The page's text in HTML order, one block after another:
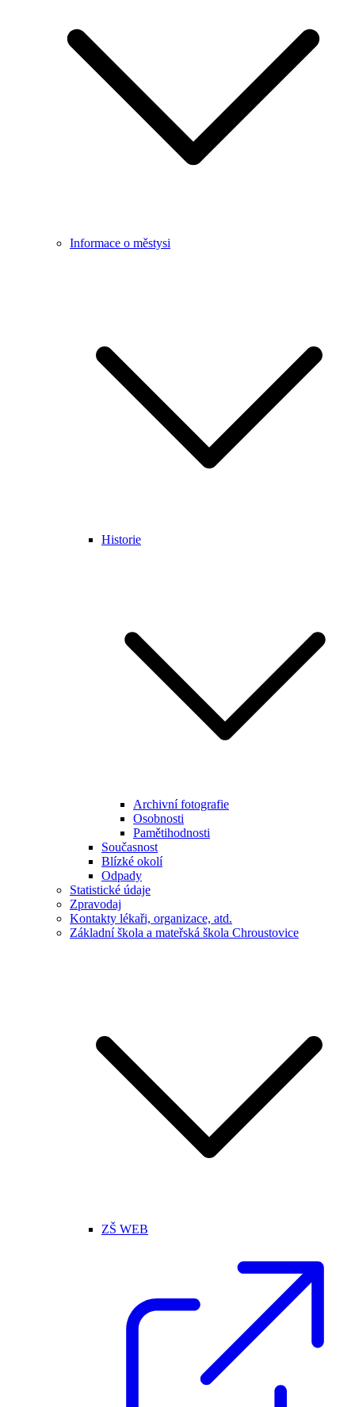
Informace o městysi
Historie
Archivní fotografie
Osobnosti
Pamětihodnosti
Současnost
Blízké okolí
Odpady
Statistické údaje
Zpravodaj
Kontakty lékaři, organizace, atd.
Základní škola a mateřská škola Chroustovice
ZŠ WEB